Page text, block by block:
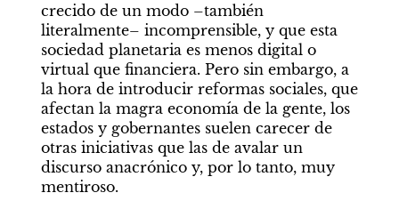
crecido de un modo –también
literalmente– incomprensible, y que esta
sociedad planetaria es menos digital o
virtual que financiera. Pero sin embargo, a
la hora de introducir reformas sociales, que
afectan la magra economía de la gente, los
estados y gobernantes suelen carecer de
otras iniciativas que las de avalar un
discurso anacrónico y, por lo tanto, muy
mentiroso.